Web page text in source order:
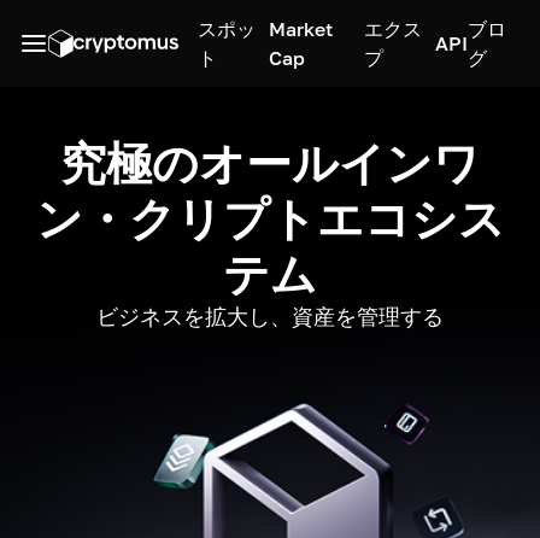
スポッ
ト
Market
Cap
エクス
プ
API
ブロ
グ
究極のオールインワ
ン・クリプトエコシス
テム
ビジネスを拡大し、資産を管理する